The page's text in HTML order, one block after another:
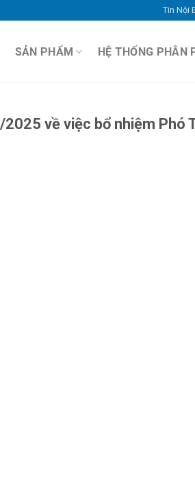
Tin Nội
SẢN PHẨM HỆ THỐNG PHÂN
về việc bổ nhiệm Phó